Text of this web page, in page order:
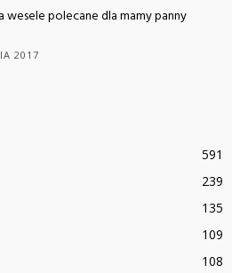
wesele polecane dla mamy panny
2017
591
239
135
109
108